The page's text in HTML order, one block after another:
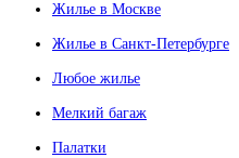
Жилье в Москве
Жилье в Санкт-Петербурге
Любое жилье
Мелкий багаж
Палатки